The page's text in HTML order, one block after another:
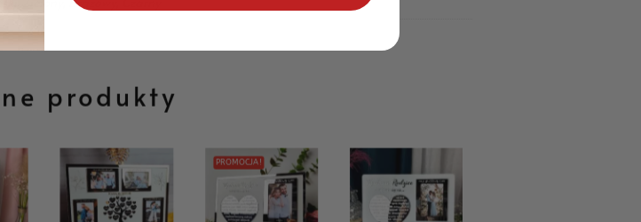
produkty
PROMOCJA!